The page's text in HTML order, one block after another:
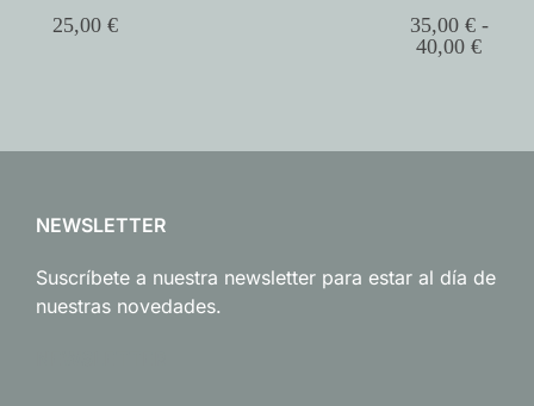
25,00 € 35,00 € -
40,00€
NEWSLETTER
Suscríbete a nuestra newsletter para estar al día de
nuestras novedades.